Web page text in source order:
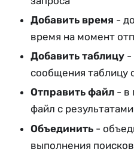
Добавить время -
время на момент
Добавить таблицу -
сообщения таблицу
Отправить файл - в
файл с
Объединить -
выполнения